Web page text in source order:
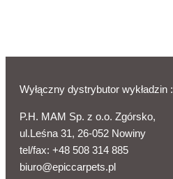
Wyłączny dystrybutor wykładzin :
P.H. MAM Sp. z o.o. Zgórsko,
ul.Leśna 31, 26-052 Nowiny
tel/fax: +48 508 314 885
biuro@epiccarpets.pl